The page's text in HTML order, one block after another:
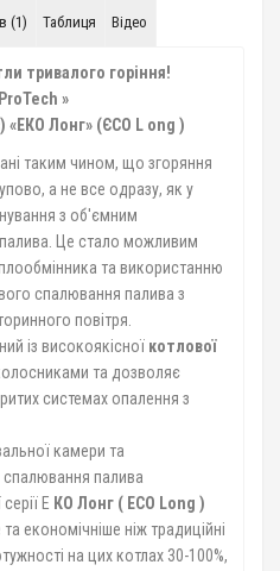
(1) Таблиця Вiдео
тривалого горіння!
ProTech »
«ЕКО Лонг» (ЄСО L ong )
таким чином, що згоряння
а не все одразу, як у
з об'ємним
палива. Це стало можливим
та використанню
спалювання палива з
повітря.
із високоякісної котлової
та дозволяє
системах опалення з
камери та
палива
Е КО Лонг ( ECO Long )
економічніше ніж традиційні
на цих котлах 30-100%,